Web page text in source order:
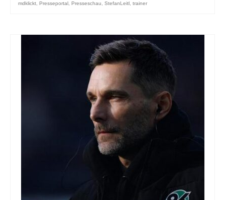
mdklickt Presseportal Presseschau StefanLeitl trainer